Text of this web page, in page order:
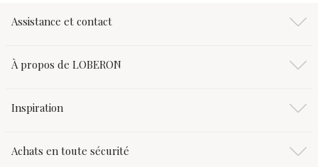
Assistance et contact
À propos de LOBERON
Inspiration
Achats en toute sécurité